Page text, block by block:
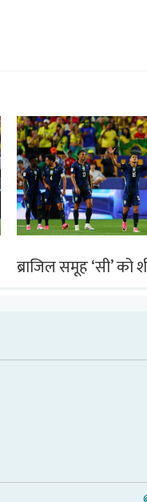
ब्राजिल समूह ‘सी’ को